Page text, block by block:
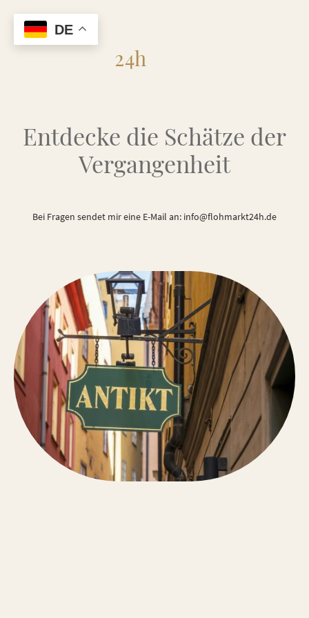
24h
Entdecke die Schätze der
Vergangenheit
Bei Fragen sendet mir eine E-Mail an: info@flohmarkt24h.de
DE